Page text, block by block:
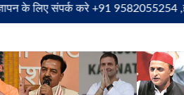
संपर्क करे +91 9582055254 ,हमारे